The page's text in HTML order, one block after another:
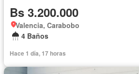
Bs 3.200.000
Valencia, Carabobo
4 Baños
Hace 1 día, 17 horas